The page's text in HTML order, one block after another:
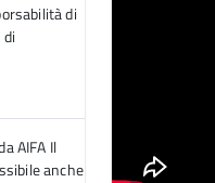
di
AIFA Il
anche